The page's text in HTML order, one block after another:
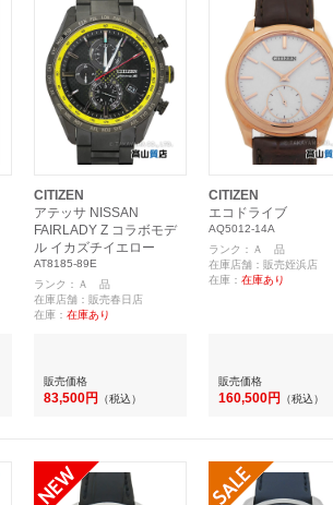
CITIZEN
アテッサ NISSAN
FAIRLADY Z コラボモデ
ル イカズチイエロー
AT8185-89E
ランク：Ａ 品
在庫店舗：販売春日店
在庫： 在庫あり
販売価格
83,500円 （税込）
CITIZEN
エコドライブ
AQ5012-14A
ランク：Ａ 品
在庫店舗：販売姪浜店
在庫： 在庫あり
販売価格
160,500円 （税込）